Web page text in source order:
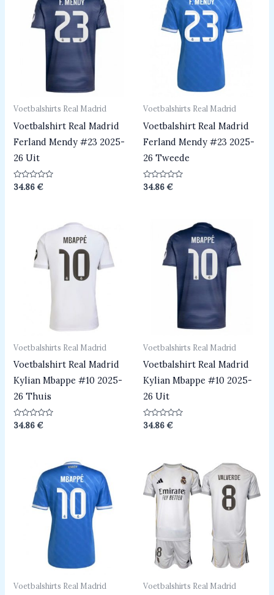
Voetbalshirts Real Madrid
Voetbalshirt Real Madrid
Ferland Mendy #23 2025-
26 Uit
Beoordeeld
0
34.86€
Voetbalshirts Real Madrid
Voetbalshirt Real Madrid
Ferland Mendy #23 2025-
26 Tweede
Beoordeeld
0
34.86€
Voetbalshirts Real Madrid
Voetbalshirt Real Madrid
Kylian Mbappe #10 2025-
26 Thuis
Beoordeeld
34.86€
Voetbalshirts Real Madrid
Voetbalshirt Real Madrid
Kylian Mbappe #10 2025-
26 Uit
Beoordeeld
34.86€
Voetbalshirts Real Madrid Voetbalshirts Real Madrid